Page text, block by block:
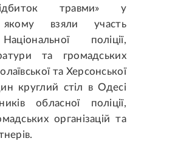
травми» у
взяли участь
поліції,
та громадських
та Херсонської
круглий стіл в Одесі
обласної поліції,
організацій та